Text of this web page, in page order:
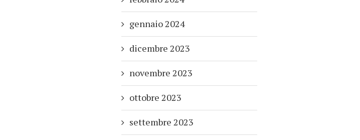
gennaio 2024
dicembre 2023
novembre 2023
ottobre 2023
settembre 2023